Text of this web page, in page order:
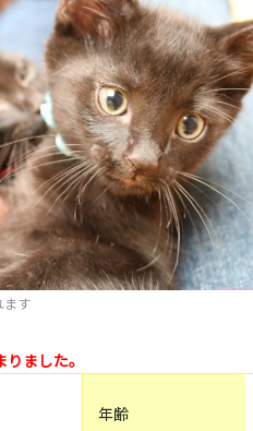
ます
ました。
年齢